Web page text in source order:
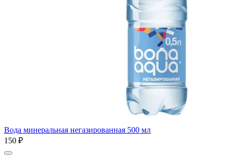
Вода минеральная негазированная 500 мл
150 ₽